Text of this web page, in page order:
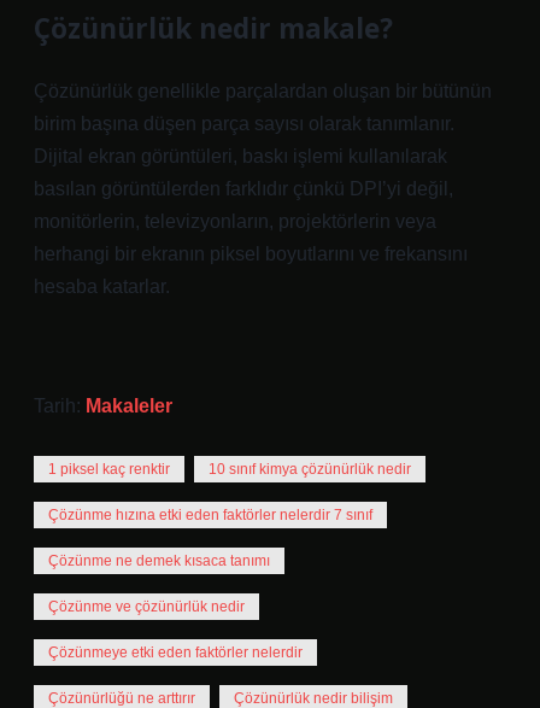
Çözünürlük nedir makale?
Çözünürlük genellikle parçalardan oluşan bir bütünün
birim başına düşen parça sayısı olarak tanımlanır.
Dijital ekran görüntüleri, baskı işlemi kullanılarak
basılan görüntülerden farklıdır çünkü DPI’yi değil,
monitörlerin, televizyonların, projektörlerin veya
herhangi bir ekranın piksel boyutlarını ve frekansını
hesaba katarlar.
Tarih: Makaleler
1 piksel kaç renktir 10 sınıf kimya çözünürlük nedir
Çözünme hızına etki eden faktörler nelerdir 7 sınıf
Çözünme ne demek kısaca tanımı
Çözünme ve çözünürlük nedir
Çözünmeye etki eden faktörler nelerdir
Çözünürlüğü ne arttırır Çözünürlük nedir bilişim